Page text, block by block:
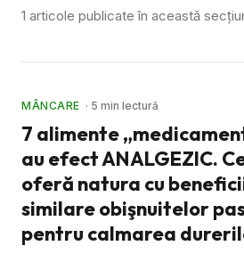
1 articole publicate în această
MÂNCARE · 5 min lectură
7 alimente
au efect ANALGEZIC.
oferă natura cu
similare obişnuitelor
pentru calmarea